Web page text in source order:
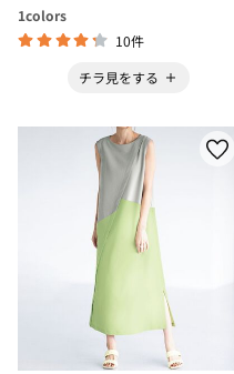
1colors
10件
チラ見をする